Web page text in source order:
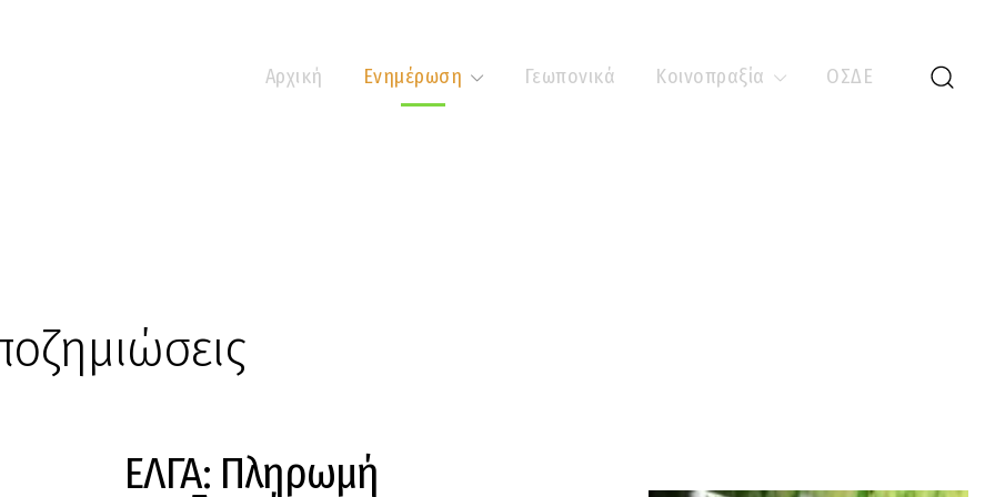
Αρχική Ενημέρωση Γεωπονικά Κοινοπραξία ΟΣΔΕ
ΕΛΓΑ: Πληρωμή